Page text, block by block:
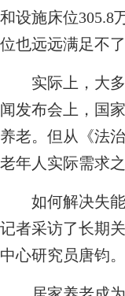
和设施床位305.8
位也远远满足不
实际上，大多
闻发布会上，国
养老。但从《法
老年人实际需求
如何解决失能
记者采访了长期
中心研究员唐钧。